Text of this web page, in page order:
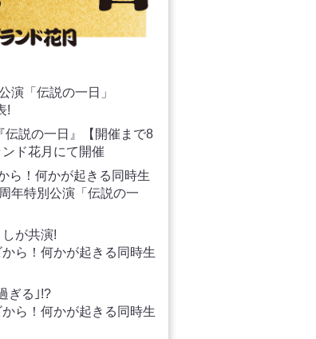
演「伝説の一日」
!
伝説の一日』【開催まで8
ド花月にて開催
ら！何かが起きる同時生
年特別公演「伝説の一
が共演!
ら！何かが起きる同時生
ぎる｣!?
ら！何かが起きる同時生